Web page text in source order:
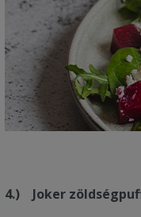
4.) Joker